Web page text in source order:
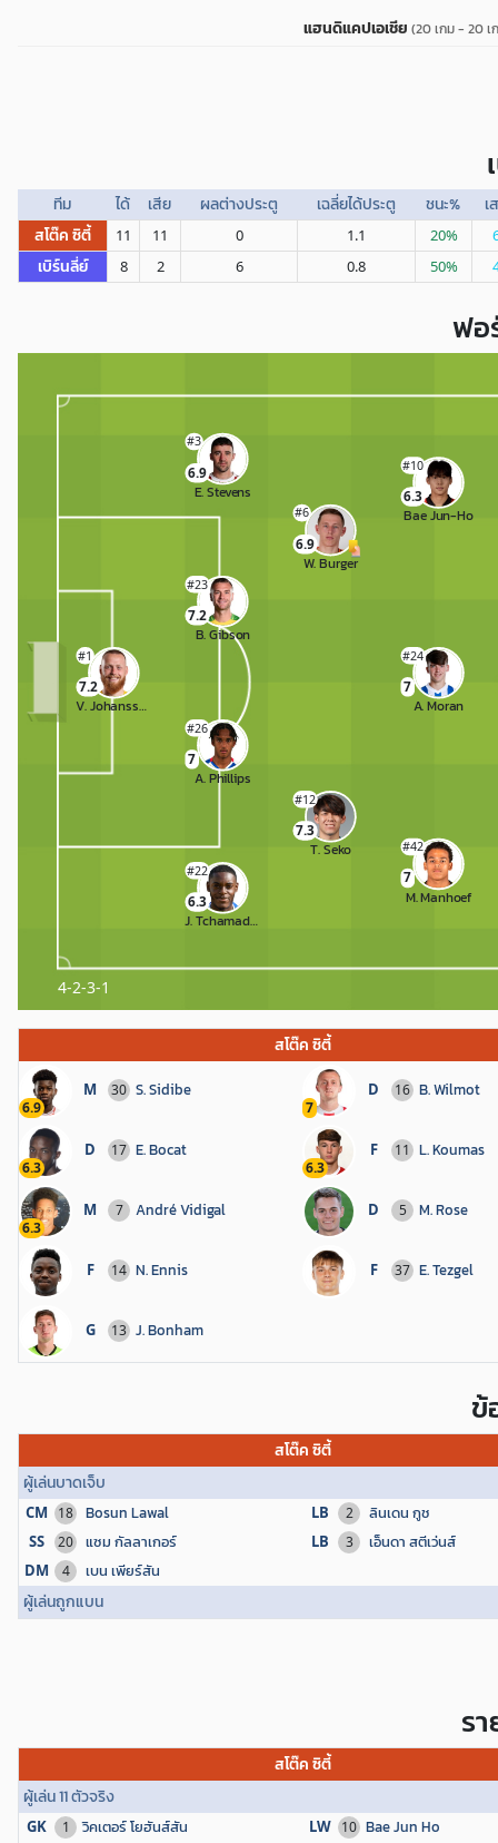
แฮนดิแคปเอเชีย (20 เกม - 20 เ
ทีม ได้ เสีย ผลต่างประตู เฉลี่ยได้ประตู ชนะ%
เ
สโต๊ค ซิตี้
11 11 0 1.1 20%
เบิร์นลี่ย์ 8 2 6 0.8 50%
ฟอ
4-2-3-1
V. Johansson
#1
7.2
J. Tchamadeu
#22
6.3
A. Phillips
#26
7
B. Gibson
#23
7.2
E. Stevens
#3
6.9
T. Seko
#12
7.3
W. Burger
#6
6.9
M. Manhoef
#42
7
A. Moran
#24
7
Bae Jun-Ho
#10
6.3
สโต๊ค ซิตี้
6.9
M 30 S. Sidibe
7
D 16 B. Wilmot
6.3
D 17 E. Bocat
6.3
F 11 L. Koumas
6.3
M 7 André Vidigal D 5 M. Rose
F 14 N. Ennis F 37 E. Tezgel
G 13 J. Bonham
ข้
สโต๊ค ซิตี้
ผู้เล่นบาดเจ็บ
CM 18 Bosun Lawal LB 2 ลินเดน กูช
SS 20 แซม กัลลาเกอร์ LB 3 เอ็นดา สตีเว่นส์
DM 4 เบน เพียร์สัน
ผู้เล่นถูกแบน
ร
สโต๊ค ซิตี้
ผู้เล่น 11 ตัวจริง
GK 1 วิคเตอร์ โยฮันส์สัน LW 10 Bae Jun Ho